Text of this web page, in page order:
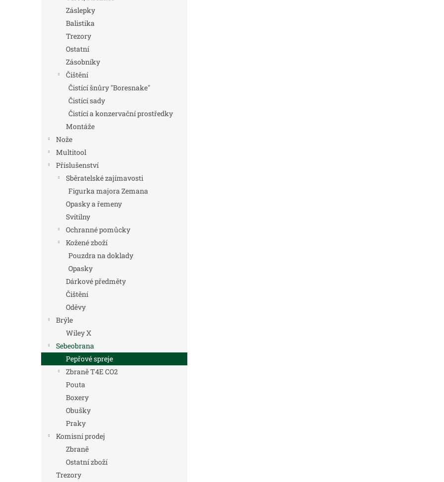
Záslepky
Balistika
Trezory
Ostatní
Zásobníky
Čištění
Čistící šnůry "Boresnake"
Čistící sady
Čistící a konzervační prostředky
Montáže
Nože
Multitool
Příslušenství
Sběratelské zajímavosti
Figurka majora Zemana
Opasky a řemeny
Svítilny
Ochranné pomůcky
Kožené zboží
Pouzdra na doklady
Opasky
Dárkové předměty
Čištění
Oděvy
Brýle
Wiley X
Sebeobrana
Pepřové spreje
Zbraně T4E CO2
Pouta
Boxery
Obušky
Praky
Komisní prodej
Zbraně
Ostatní zboží
Trezory